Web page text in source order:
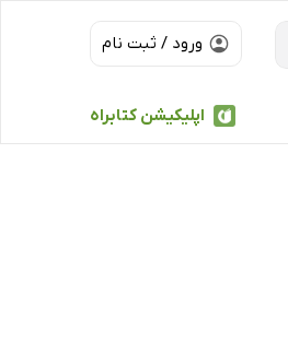
ورود / ثبت نام
اپلیکیشن کتابراه